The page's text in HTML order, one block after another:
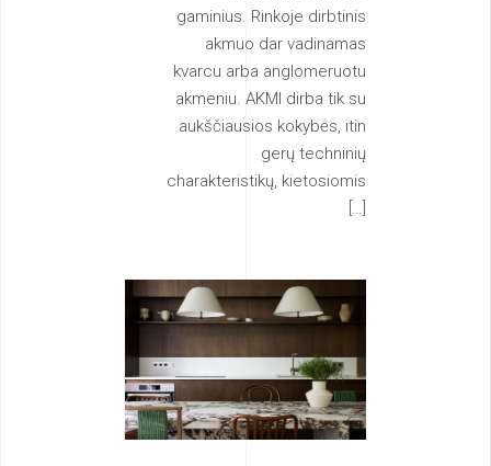
gaminius. Rinkoje dirbtinis
akmuo dar vadinamas
kvarcu arba anglomeruotu
akmeniu. AKMI dirba tik su
aukščiausios kokybės, itin
gerų techninių
charakteristikų, kietosiomis